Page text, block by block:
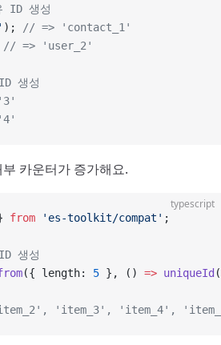
ID 생성
);
// => 'contact_1'
// => 'user_2'
생성
카운터가 증가해요.
typescript
from 'es-toolkit/compat' ;
생성
({ length: 5 }, () => uniqueId (
'item_3', 'item_4',